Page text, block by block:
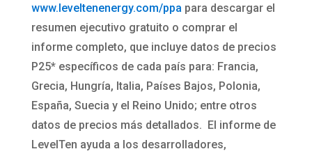
www.leveltenenergy.com/ppa para descargar el
resumen ejecutivo gratuito o comprar el
informe completo, que incluye datos de precios
P25* específicos de cada país para: Francia,
Grecia, Hungría, Italia, Países Bajos, Polonia,
España, Suecia y el Reino Unido; entre otros
datos de precios más detallados. El informe de
LevelTen ayuda a los desarrolladores,